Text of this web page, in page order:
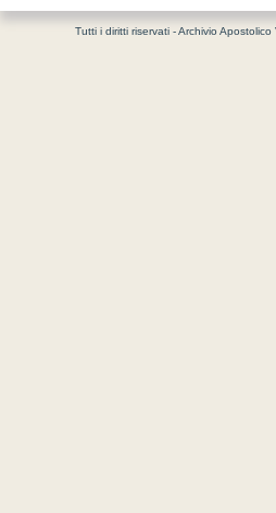
Tutti i diritti riservati - Archivio